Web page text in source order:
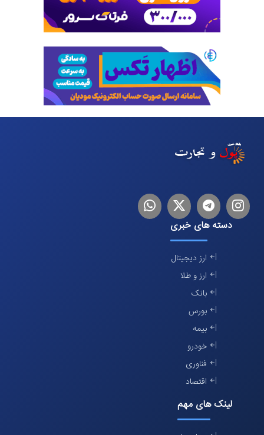
اینستاگرام
تلگرام توییترلینکدین
دسته های خبری
ارز دیجیتال
ارز و طلا
بانک
بورس
بیمه
خودرو
فناوری
اقتصاد
لینک های مهم